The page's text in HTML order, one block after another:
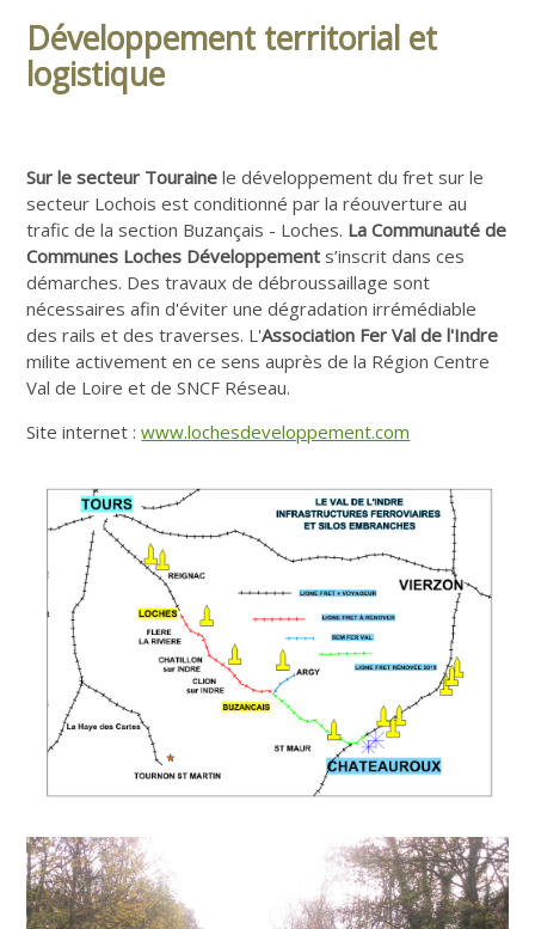
Développement territorial et
logistique
Sur le secteur Tourainele développement du fret sur le
secteur Lochois est conditionné par la réouverture au
trafic de la section Buzançais - Loches. La Communauté de
Communes Loches Développement s’inscrit dans ces
démarches. Des travaux de débroussaillage sont
nécessaires afin d'éviter une dégradation irrémédiable
des rails et des traverses. L'Association Fer Val de l'Indre
milite activement en ce sens auprès de la Région Centre
Val de Loire et de SNCF Réseau.
Site internet :www.lochesdeveloppement.com